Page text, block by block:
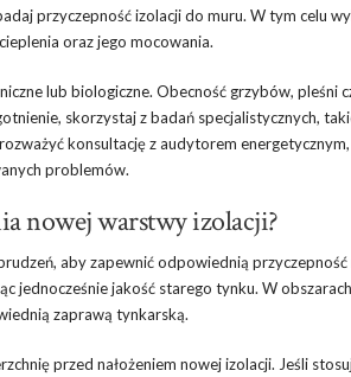
przyczepność izolacji do muru. W tym celu
oraz jego mocowania.
lub biologiczne. Obecność grzybów, pleśni
skorzystaj z badań specjalistycznych,
konsultację z audytorem
problemów.
nowej warstwy izolacji?
aby zapewnić odpowiednią
jednocześnie jakość starego tynku. W
zaprawą tynkarską.
przed nałożeniem nowej izolacji. Jeśli